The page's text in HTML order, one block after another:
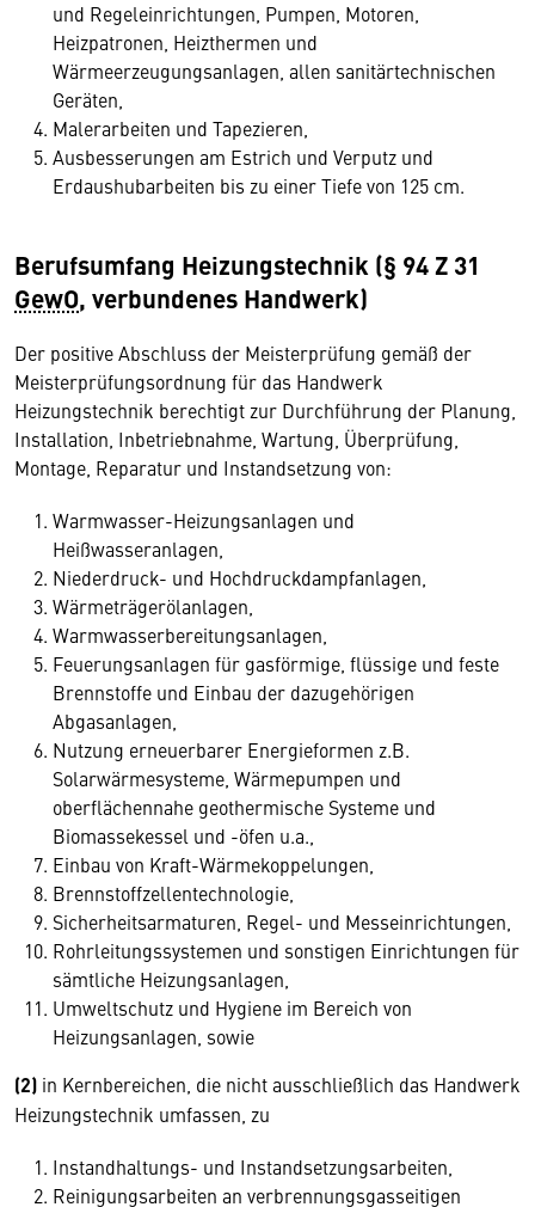
und Regeleinrichtungen, Pumpen, Motoren,
Heizpatronen, Heizthermen und
Wärmeerzeugungsanlagen, allen sanitärtechnischen
Geräten,
Malerarbeiten und Tapezieren,
Ausbesserungen am Estrich und Verputz und
Erdaushubarbeiten bis zu einer Tiefe von 125 cm.
Berufsumfang Heizungstechnik (§ 94 Z 31
GewO, verbundenes Handwerk)
Der positive Abschluss der Meisterprüfung gemäß der
Meisterprüfungsordnung für das Handwerk
Heizungstechnik berechtigt zur Durchführung der Planung,
Installation, Inbetriebnahme, Wartung, Überprüfung,
Montage, Reparatur und Instandsetzung von:
Warmwasser-Heizungsanlagen und
Heißwasseranlagen,
Niederdruck- und Hochdruckdampfanlagen,
Wärmeträgerölanlagen,
Warmwasserbereitungsanlagen,
Feuerungsanlagen für gasförmige, flüssige und feste
Brennstoffe und Einbau der dazugehörigen
Abgasanlagen,
Nutzung erneuerbarer Energieformen z.B.
Solarwärmesysteme, Wärmepumpen und
oberflächennahe geothermische Systeme und
Biomassekessel und -öfen u.a.,
Einbau von Kraft-Wärmekoppelungen,
Brennstoffzellentechnologie,
Sicherheitsarmaturen, Regel- und Messeinrichtungen,
Rohrleitungssystemen und sonstigen Einrichtungen für
sämtliche Heizungsanlagen,
Umweltschutz und Hygiene im Bereich von
Heizungsanlagen, sowie
(2) in Kernbereichen, die nicht ausschließlich das Handwerk
Heizungstechnik umfassen, zu
Instandhaltungs- und Instandsetzungsarbeiten,
Reinigungsarbeiten an verbrennungsgasseitigen